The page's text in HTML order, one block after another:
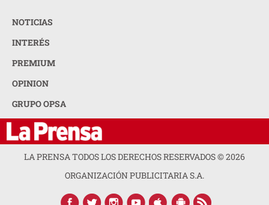
NOTICIAS
INTERÉS
PREMIUM
OPINION
GRUPO OPSA
LA PRENSA TODOS LOS DERECHOS RESERVADOS ©2026
ORGANIZACIÓN PUBLICITARIA S.A.